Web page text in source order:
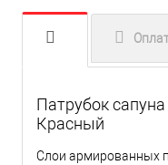
Патрубок
Красный
Слои армированных